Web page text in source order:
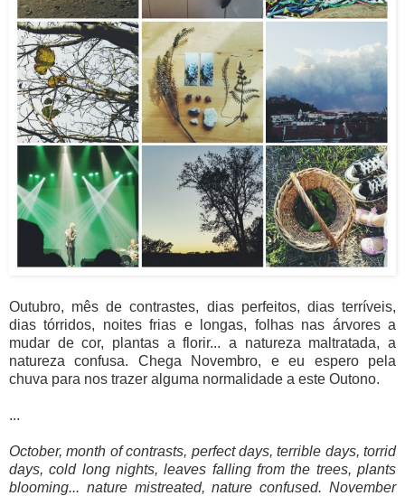
Outubro, mês de contrastes, dias perfeitos, dias terríveis,
dias tórridos, noites frias e longas, folhas nas árvores a
mudar de cor, plantas a florir... a natureza maltratada, a
natureza confusa. Chega Novembro, e eu espero pela
chuva para nos trazer alguma normalidade a este Outono.
...
October, month of contrasts, perfect days, terrible days, torrid
days, cold long nights, leaves falling from the trees, plants
blooming... nature mistreated, nature confused. November